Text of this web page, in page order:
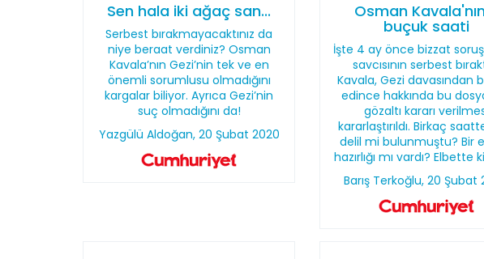
Sen hala iki ağaç san...
Serbest bırakmayacaktınız da
niye beraat verdiniz? Osman
Kavala’nın Gezi’nin tek ve en
önemli sorumlusu olmadığını
kargalar biliyor. Ayrıca Gezi’nin
suç olmadığını da!
Yazgülü Aldoğan, 20 Şubat 2020
Osman
buçuk saati
İşte 4 ay önce bizzat
savcısının serbest
Kavala, Gezi davasından
edince hakkında bu
gözaltı kararı
kararlaştırıldı. Birkaç
delil mi bulunmuştu? Bir
hazırlığı mı vardı? Elbette
Barış Terkoğlu, 20 Şubat